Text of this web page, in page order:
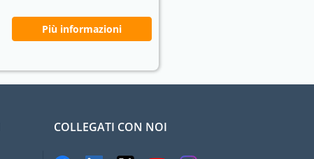
Più informazioni
COLLEGATI CON NOI